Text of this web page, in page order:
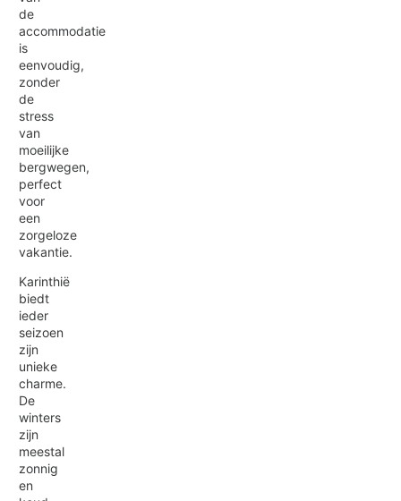
de
accommodatie
is
eenvoudig,
zonder
de
stress
van
moeilijke
bergwegen,
perfect
voor
een
zorgeloze
vakantie.
Karinthië
biedt
ieder
seizoen
zijn
unieke
charme.
De
winters
zijn
meestal
zonnig
en